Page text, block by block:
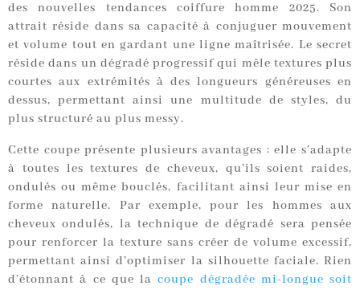
des nouvelles tendances coiffure homme 2025. Son
attrait réside dans sa capacité à conjuguer mouvement
et volume tout en gardant une ligne maîtrisée. Le secret
réside dans un dégradé progressif qui mêle textures plus
courtes aux extrémités à des longueurs généreuses en
dessus, permettant ainsi une multitude de styles, du
plus structuré au plus messy.
Cette coupe présente plusieurs avantages : elle s’adapte
à toutes les textures de cheveux, qu’ils soient raides,
ondulés ou même bouclés, facilitant ainsi leur mise en
forme naturelle. Par exemple, pour les hommes aux
cheveux ondulés, la technique de dégradé sera pensée
pour renforcer la texture sans créer de volume excessif,
permettant ainsi d’optimiser la silhouette faciale. Rien
d’étonnant à ce que lacoupe dégradée mi-longue soit